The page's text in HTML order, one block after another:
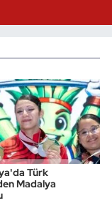
Türk
Madalya